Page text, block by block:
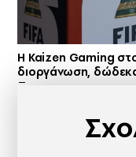
H Kaizen Gaming
διοργάνωση, δώδεκα